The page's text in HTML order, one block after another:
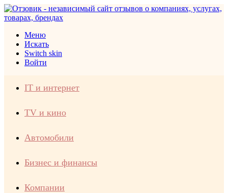
Меню
Искать
Switch skin
Войти
IT и интернет
TV и кино
Автомобили
Бизнес и финансы
Компании